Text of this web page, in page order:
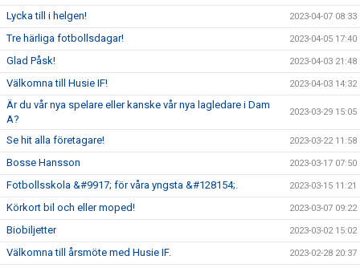
Lycka till i helgen! 2023-04-07 08:33
Tre härliga fotbollsdagar! 2023-04-05 17:40
Glad Påsk! 2023-04-03 21:48
Välkomna till Husie IF! 2023-04-03 14:32
Är du vår nya spelare eller kanske vår nya lagledare i Dam
A?
2023-03-29 15:05
Se hit alla företagare! 2023-03-22 11:58
Bosse Hansson 2023-03-17 07:50
Fotbollsskola &#9917; för våra yngsta &#128154;. 2023-03-15 11:21
Körkort bil och eller moped! 2023-03-07 09:22
Biobiljetter 2023-03-02 15:02
Välkomna till årsmöte med Husie IF. 2023-02-28 20:37